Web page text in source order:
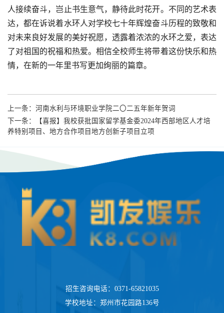
人接续奋斗，岂止书生意气，静待此时花开。不同的艺术表
达，都在诉说着水环人对学校七十年辉煌奋斗历程的致敬和
对未来良好发展的美好祝愿，透露着浓浓的水环之爱，表达
了对祖国的祝福和热爱。相信全校师生将带着这份快乐和热
情，在新的一年里书写更加绚丽的篇章。
上一条： 河南水利与环境职业学院二〇二五年新年贺词
下一条：
【喜报】我校获批国家留学基金委2024年西部地区人才培
养特别项目、地方合作项目地方创新子项目立项
招生咨询电话：0371-65821035
学校地址：郑州市花园路136号